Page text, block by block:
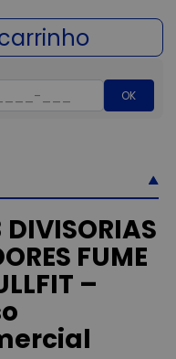
OK
DIVISORIAS
FUME
–